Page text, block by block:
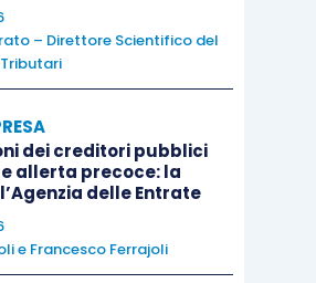
consiste nel verificare se i soci
caso essi sarebbero da indicare
della società posta alla fine
Nel nostro esempio,
F che il socio G dovrebbero
titolari effettivi della società
– Direttore Scientifico del
dei creditori pubblici
allerta precoce: la
delle Entrate
e Francesco Ferrajoli